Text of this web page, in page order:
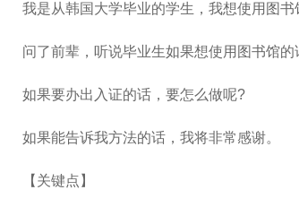
我是从韩国大学毕业的学生，我想使用图书
问了前辈，听说毕业生如果想使用图书馆的
如果要办出入证的话，要怎么做呢?
如果能告诉我方法的话，我将非常感谢。
【关键点】